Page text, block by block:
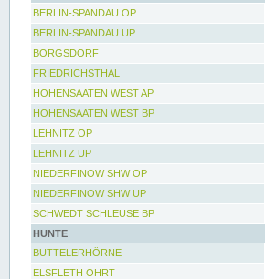
BERLIN-SPANDAU OP
BERLIN-SPANDAU UP
BORGSDORF
FRIEDRICHSTHAL
HOHENSAATEN WEST AP
HOHENSAATEN WEST BP
LEHNITZ OP
LEHNITZ UP
NIEDERFINOW SHW OP
NIEDERFINOW SHW UP
SCHWEDT SCHLEUSE BP
HUNTE
BUTTELERHÖRNE
ELSFLETH OHRT